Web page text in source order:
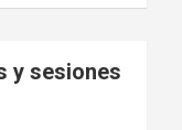
y sesiones